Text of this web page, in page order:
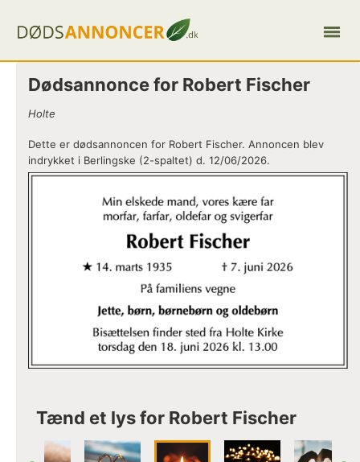
Dødsannonce for Robert Fischer
Holte
Dette er dødsannoncen for Robert Fischer. Annoncen blev
indrykket i Berlingske (2-spaltet) d. 12/06/2026.
Tænd et lys for Robert Fischer